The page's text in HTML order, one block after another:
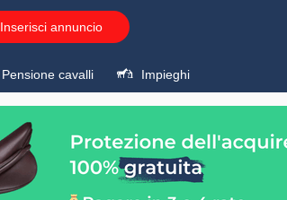
Inserisci annuncio
Pensione cavalli Impieghi